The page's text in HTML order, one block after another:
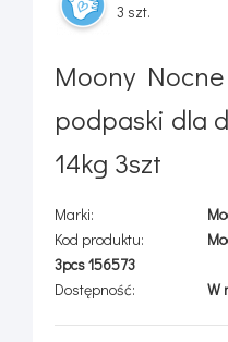
3 szt.
Moony
podpaski dla
14kg 3szt
Marki:
Kod produktu:
3pcs 156573
Dostępność:
W